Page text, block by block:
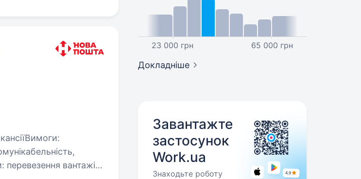
23 000 грн 65 000 грн
Докладніше
Завантажте
застосунок
Work.ua
Знаходьте роботу